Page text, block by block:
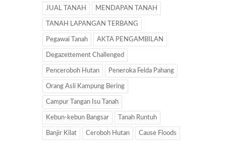
JUAL TANAH MENDAPAN TANAH
TANAH LAPANGAN TERBANG
Pegawai Tanah AKTA PENGAMBILAN
Degazettement Challenged
Penceroboh Hutan Peneroka Felda Pahang
Orang Asli Kampung Bering
Campur Tangan Isu Tanah
Kebun-kebun Bangsar Tanah Runtuh
Banjir Kilat Ceroboh Hutan Cause Floods